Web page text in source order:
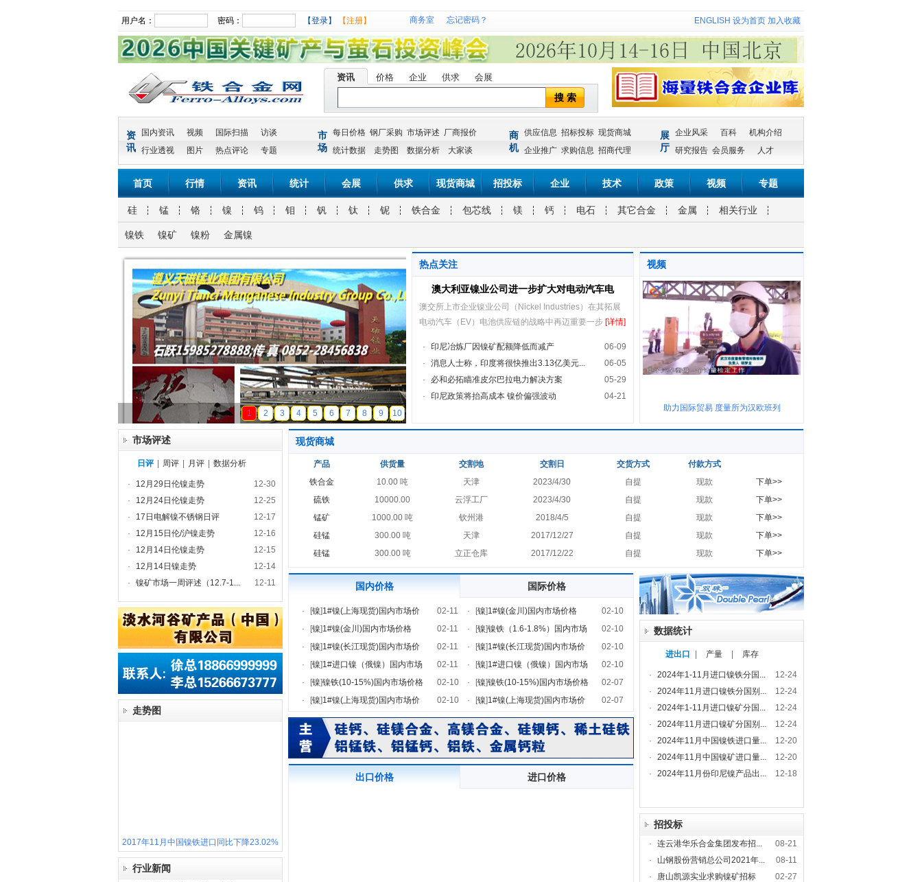
用户名： 密码： 【登录】 【注册】 商务室 忘记密码？ ENGLISH 设为首页 加入收藏
资讯 价格 企业 供求 会展
搜 索
资
讯
国内资讯 视频 国际扫描
访谈
行业透视
图片 热点评论 专题
市
场
每日价格 钢厂采购 市场评述 厂商报价
统计数据
走势图 数据分析 大家谈
商
机
供应信息 招标投标 现货商城
企业推广 求购信息 招商代理
展
厅
企业风采 百科
机构介绍
研究报告 会员服务 人才
首页 行情 资讯 统计 会展 供求 现货商城 招投标 企业 技术 政策 视频 专题
硅 锰 铬 镍 钨 钼 钒 钛 铌 铁合金 包芯线 镁 钙 电石 其它合金 金属 相关行业
镍铁 镍矿 镍粉 金属镍
天磁锰业
1 2 3 4 5 6 7 8 9 10
热点关注
澳大利亚镍业公司进一步扩大对电动汽车电
澳交所上市企业镍业公司（Nickel Industries）在其拓展
电动汽车（EV）电池供应链的战略中再迈重要一步 [详情]
· 印尼冶炼厂因镍矿配额降低而减产
06-09
·
消息人士称，印度将很快推出3.13亿美元...
06-05
·
必和必拓瞄准皮尔巴拉电力解决方案
05-29
·
印尼政策将抬高成本 镍价偏强波动 04-21
视频
助力国际贸易 度量所为汉欧班列
市场评述
日评 周评 月评 数据分析
· 12月29日伦镍走势
12-30
·
12月24日伦镍走势
12-25
·
17日电解镍不锈钢日评
12-17
·
12月15日伦/沪镍走势
12-16
·
12月14日伦镍走势
12-15
·
12月14日镍走势
12-14
·
镍矿市场一周评述（12.7-1... 12-11
走势图
2017年11月中国镍铁进口同比下降23.02%
行业新闻
现货商城
产品 供货量 交割地 交割日 交货方式
付款方式
铁合金
10.00 吨 天津 2023/4/30 自提 现款
下单>>
硫铁
10000.00 云浮工厂 2023/4/30 自提 现款
下单>>
锰矿
1000.00 吨 钦州港 2018/4/5 自提 现款
下单>>
硅锰
300.00 吨 天津 2017/12/27 自提 现款
下单>>
硅锰
300.00 吨 立正仓库 2017/12/22 自提 现款 下单>>
国内价格 国际价格
· [镍]1#镍(上海现货)国内市场价
02-11
·
[镍]1#镍(金川)国内市场价格
02-11
·
[镍]1#镍(长江现货)国内市场价
02-11
·
[镍]1#进口镍（俄镍）国内市场
02-11
·
[镍]镍铁(10-15%)国内市场价格
02-10
·
[镍]1#镍(上海现货)国内市场价 02-10
· [镍]1#镍(金川)国内市场价格
02-10
·
[镍]镍铁（1.6-1.8%）国内市场
02-10
·
[镍]1#镍(长江现货)国内市场价
02-10
·
[镍]1#进口镍（俄镍）国内市场
02-10
·
[镍]镍铁(10-15%)国内市场价格
02-07
·
[镍]1#镍(上海现货)国内市场价 02-07
出口价格 进口价格
数据统计
进出口 产量 库存
· 2024年1-11月进口镍铁分国...
12-24
·
2024年11月进口镍铁分国别...
12-24
·
2024年1-11月进口镍矿分国...
12-24
·
2024年11月进口镍矿分国别...
12-24
·
2024年11月中国镍铁进口量...
12-20
·
2024年11月中国镍矿进口量...
12-20
·
2024年11月份印尼镍产品出... 12-18
招投标
· 连云港华乐合金集团发布招...
08-21
·
山钢股份营销总公司2021年...
08-11
·
唐山凯源实业求购镍矿招标
02-27